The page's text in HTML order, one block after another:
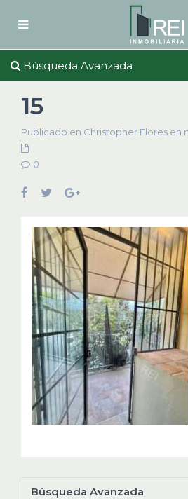
Búsqueda Avanzada
15
Publicado en Christopher Flores en
0
Búsqueda Avanzada